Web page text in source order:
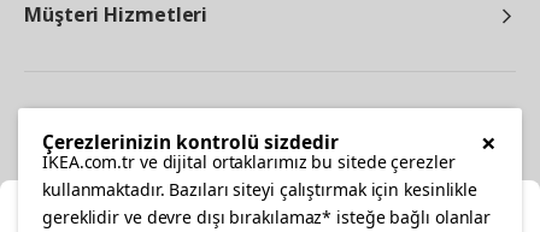
Müşteri Hizmetleri
×
Çerezlerinizin kontrolü sizdedir
IKEA.com.tr ve dijital ortaklarımız bu sitede çerezler
kullanmaktadır. Bazıları siteyi çalıştırmak için kesinlikle
gereklidir ve devre dışı bırakılamaz* isteğe bağlı olanlar